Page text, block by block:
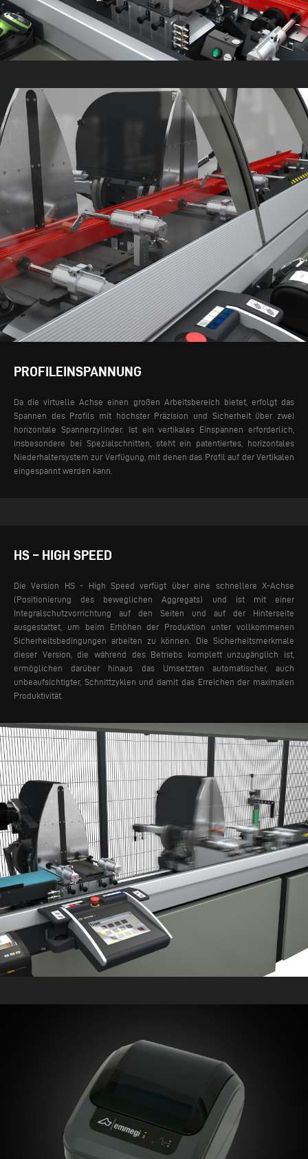
PROFILEINSPANNUNG
Da die virtuelle Achse einen großen Arbeitsbereich bietet, erfolgt das
Spannen des Profils mit höchster Präzision und Sicherheit über zwei
horizontale Spannerzylinder. Ist ein vertikales Einspannen erforderlich,
insbesondere bei Spezialschnitten, steht ein patentiertes, horizontales
Niederhaltersystem zur Verfügung, mit denen das Profil auf der Vertikalen
eingespannt werden kann.
HS – HIGH SPEED
Die Version HS - High Speed verfügt über eine schnellere X-Achse
(Positionierung des beweglichen Aggregats) und ist mit einer
Integralschutzvorrichtung auf den Seiten und auf der Hinterseite
ausgestattet, um beim Erhöhen der Produktion unter vollkommenen
Sicherheitsbedingungen arbeiten zu können. Die Sicherheitsmerkmale
dieser Version, die während des Betriebs komplett unzugänglich ist,
ermöglichen darüber hinaus das Umsetzten automatischer, auch
unbeaufsichtigter, Schnittzyklen und damit das Erreichen der maximalen
Produktivität.